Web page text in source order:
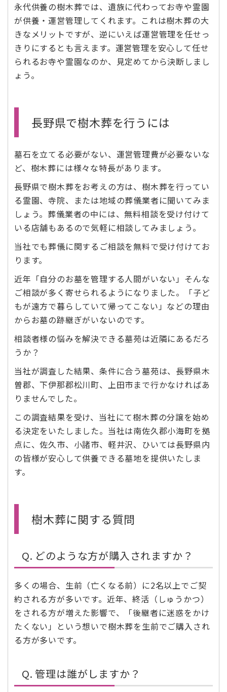
永代供養の樹木葬では、遺族に代わってお寺や霊園
が供養・運営管理してくれます。これは樹木葬の大
きなメリットですが、逆にいえば運営管理を任せっ
きりにするとも言えます。運営管理を安心して任せ
られるお寺や霊園なのか、見定めてから決断しまし
ょう。
長野県で樹木葬を行うには
墓石を立てる必要がない、運営管理費が必要ないな
ど、樹木葬には様々な特長があります。
長野県で樹木葬をお考えの方は、樹木葬を行ってい
る霊園、寺院、または地域の葬儀業者に聞いてみま
しょう。葬儀業者の中には、無料相談を受け付けて
いる店舗もあるので気軽に相談してみましょう。
当社でも葬儀に関するご相談を無料で受け付けてお
ります。
近年「自分のお墓を管理する人間がいない」そんな
ご相談が多く寄せられるようになりました。「子ど
もが遠方で暮らしていて帰ってこない」などの理由
からお墓の跡継ぎがいないのです。
相談者様の悩みを解決できる墓苑は近隣にあるだろ
うか？
当社が調査した結果、条件に合う墓苑は、長野県木
曽郡、下伊那郡松川町、上田市まで行かなければあ
りませんでした。
この調査結果を受け、当社にて樹木葬の分譲を始め
る決定をいたしました。当社は南佐久郡小海町を拠
点に、佐久市、小諸市、軽井沢、ひいては長野県内
の皆様が安心して供養できる墓地を提供いたしま
す。
樹木葬に関する質問
Q. どのような方が購入されますか？
多くの場合、生前（亡くなる前）に2名以上でご契
約される方が多いです。近年、終活（しゅうかつ）
をされる方が増えた影響で、「後継者に迷惑をかけ
たくない」という想いで樹木葬を生前でご購入され
る方が多いです。
Q. 管理は誰がしますか？